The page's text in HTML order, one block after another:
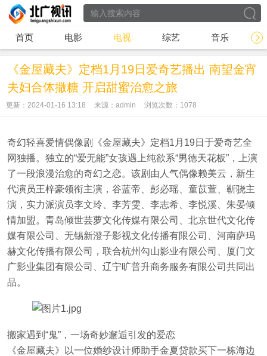
首页 电影 电视 综艺 音乐
《金屋藏夫》定档1月19日爱奇艺播出 南望金宵
夫妇合体撒糖 开启甜蜜治愈之旅
更新：2024-01-16 13:18 来源：admin 浏览次数： 1078
奇幻轻喜爱情偶像剧《金屋藏夫》定档1月19日于爱奇艺全
网独播。独立的“爱无能”女孩遇上纯欲系“男徳天花板”，上演
了一段浪漫治愈的奇幻之恋。该剧由人气偶像赖美云，新生
代演员王梓豪领衔主演，谷蓝帝、彭必瑶、童苡萱、靳骁主
演，实力派演员李文玲、李芳雯、李志希、李悦溪、朱晏倾
情加盟。青岛倾世芸萝文化传媒有限公司、北京世代文化传
媒有限公司、无锡新澄子影视文化传播有限公司、河南萨玛
赫文化传播有限公司，联合杭州勾山影业有限公司、厦门文
广影业集团有限公司、辽宁旷普升商务服务有限公司共同出
品。
搬家遇到“鬼”，一场奇妙邂逅引发的爱恋
《金屋藏夫》以一位婚纱设计师助手金夏贷款买下一栋海边